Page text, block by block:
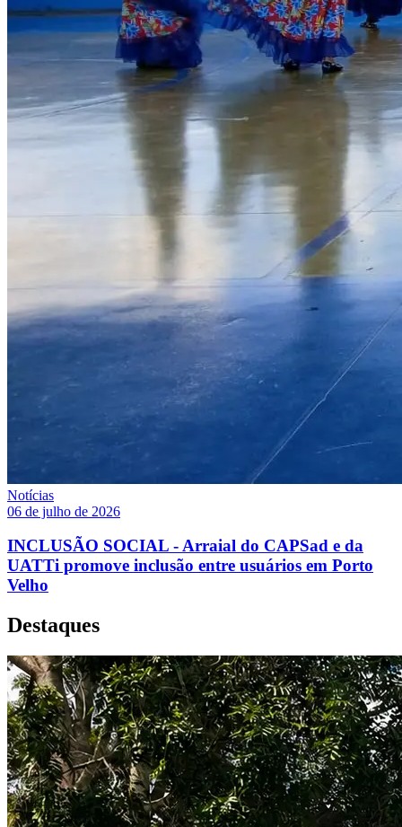
Notícias
06 de julho de 2026
INCLUSÃO SOCIAL - Arraial do CAPSad e da
UATTi promove inclusão entre usuários em Porto
Velho
Destaques